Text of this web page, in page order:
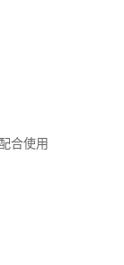
合使用